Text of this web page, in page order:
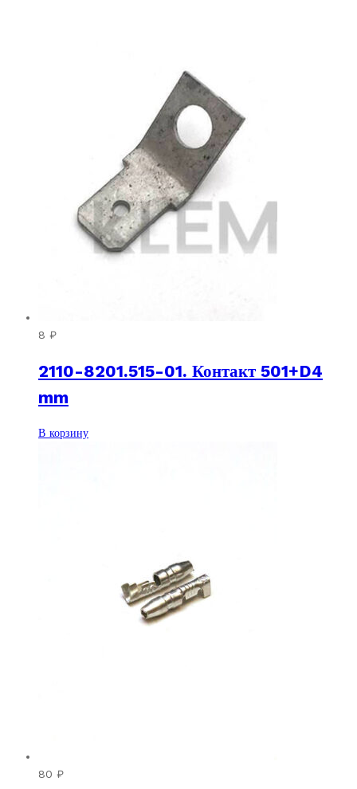
8 ₽
2110-8201.515-01. Контакт 501+D4
mm
В корзину
80 ₽